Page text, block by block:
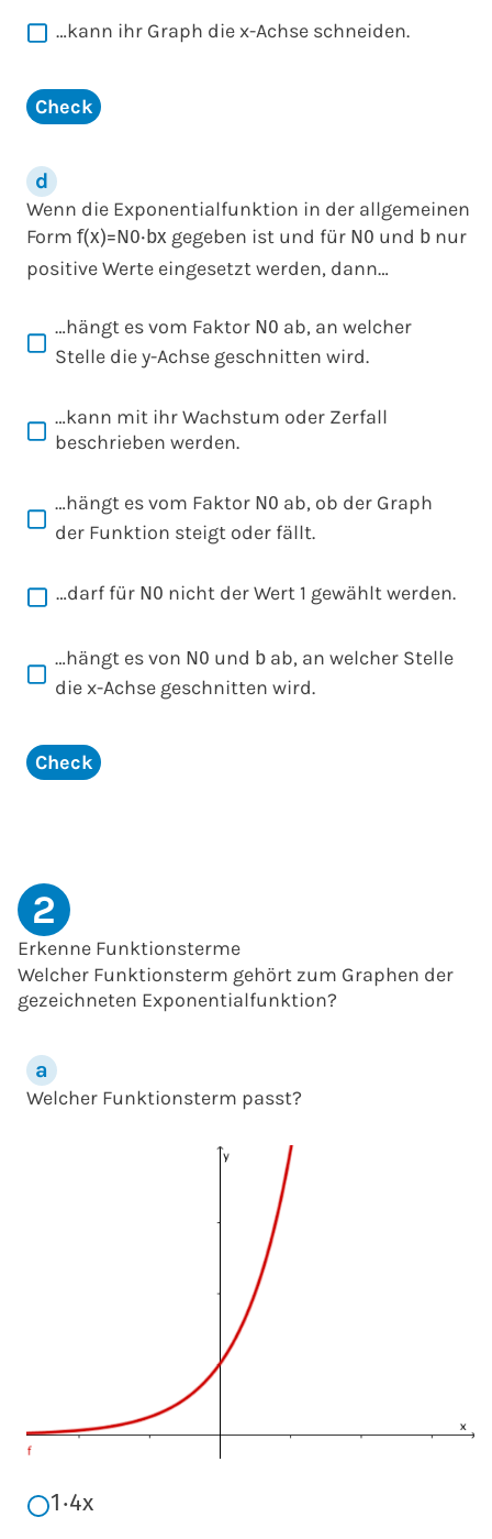
…kann ihr Graph die x-Achse schneiden.
Check
Wenn die Exponentialfunktion in der allgemeinen
Form f(x)= N 0⋅ bx gegeben ist und für N 0 und b nur
positive Werte eingesetzt werden, dann…
…hängt es vom Faktor N 0 ab, an welcher
Stelle die y-Achse geschnitten wird.
…kann mit ihr Wachstum oder Zerfall
beschrieben werden.
…hängt es vom Faktor N 0 ab, ob der Graph
der Funktion steigt oder fällt.
…darf für N 0 nicht der Wert 1 gewählt werden.
…hängt es von N 0 und b ab, an welcher Stelle
die x-Achse geschnitten wird.
Check
2
Erkenne Funktionsterme
Welcher Funktionsterm gehört zum Graphen der
gezeichneten Exponentialfunktion?
Welcher Funktionsterm passt?
1 ⋅4x